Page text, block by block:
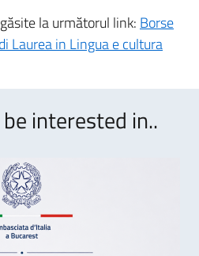
la următorul link: Borse
Laurea in Lingua e cultura
interested in..